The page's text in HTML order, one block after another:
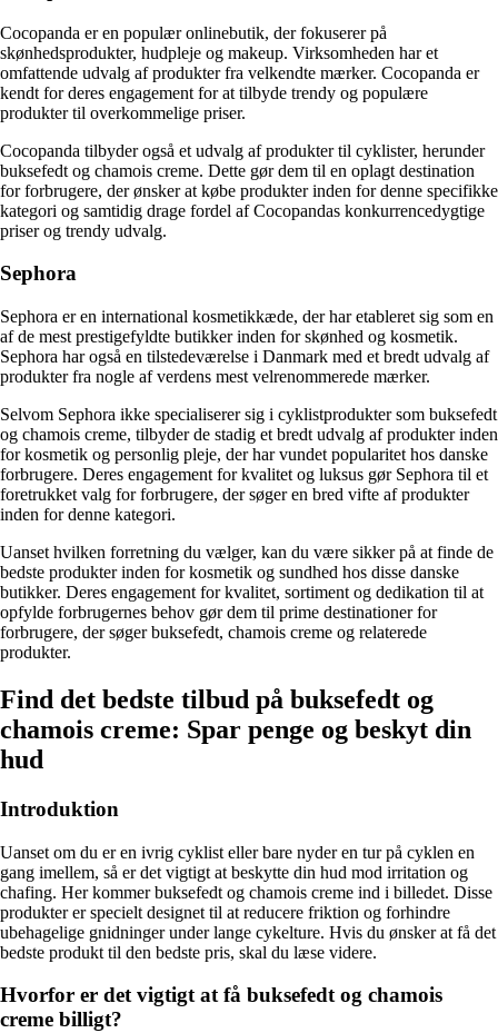
Cocopanda er en populær onlinebutik, der fokuserer på
skønhedsprodukter, hudpleje og makeup. Virksomheden har et
omfattende udvalg af produkter fra velkendte mærker. Cocopanda er
kendt for deres engagement for at tilbyde trendy og populære
produkter til overkommelige priser.
Cocopanda tilbyder også et udvalg af produkter til cyklister, herunder
buksefedt og chamois creme. Dette gør dem til en oplagt destination
for forbrugere, der ønsker at købe produkter inden for denne specifikke
kategori og samtidig drage fordel af Cocopandas konkurrencedygtige
priser og trendy udvalg.
Sephora
Sephora er en international kosmetikkæde, der har etableret sig som en
af de mest prestigefyldte butikker inden for skønhed og kosmetik.
Sephora har også en tilstedeværelse i Danmark med et bredt udvalg af
produkter fra nogle af verdens mest velrenommerede mærker.
Selvom Sephora ikke specialiserer sig i cyklistprodukter som buksefedt
og chamois creme, tilbyder de stadig et bredt udvalg af produkter inden
for kosmetik og personlig pleje, der har vundet popularitet hos danske
forbrugere. Deres engagement for kvalitet og luksus gør Sephora til et
foretrukket valg for forbrugere, der søger en bred vifte af produkter
inden for denne kategori.
Uanset hvilken forretning du vælger, kan du være sikker på at finde de
bedste produkter inden for kosmetik og sundhed hos disse danske
butikker. Deres engagement for kvalitet, sortiment og dedikation til at
opfylde forbrugernes behov gør dem til prime destinationer for
forbrugere, der søger buksefedt, chamois creme og relaterede
produkter.
Find det bedste tilbud på buksefedt og
chamois creme: Spar penge og beskyt din
hud
Introduktion
Uanset om du er en ivrig cyklist eller bare nyder en tur på cyklen en
gang imellem, så er det vigtigt at beskytte din hud mod irritation og
chafing. Her kommer buksefedt og chamois creme ind i billedet. Disse
produkter er specielt designet til at reducere friktion og forhindre
ubehagelige gnidninger under lange cykelture. Hvis du ønsker at få det
bedste produkt til den bedste pris, skal du læse videre.
Hvorfor er det vigtigt at få buksefedt og chamois
creme billigt?